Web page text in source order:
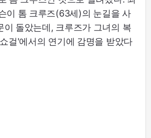
이 톰 크루즈(63세)의 눈길을 사
이 돌았는데, 크루즈가 그녀의 복
걸'에서의 연기에 감명을 받았다